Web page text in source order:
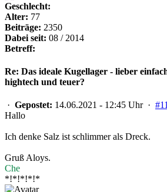
Geschlecht:
Alter: 77
Beiträge: 2350
Dabei seit: 08 / 2014
Betreff:
Re: Das ideale Kugellager - lieber
hightech und teuer?
· Gepostet: 14.06.2021 - 12:45 Uhr · #11
Hallo
Ich denke Salz ist schlimmer als Dreck.
Gruß Aloys.
Che
*!*!*!*!*